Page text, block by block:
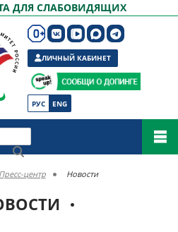
ДЛЯ СЛАБОВИДЯЩИХ
РУС ENG
ЛИЧНЫЙ КАБИНЕТ
Пресс-центр Новости